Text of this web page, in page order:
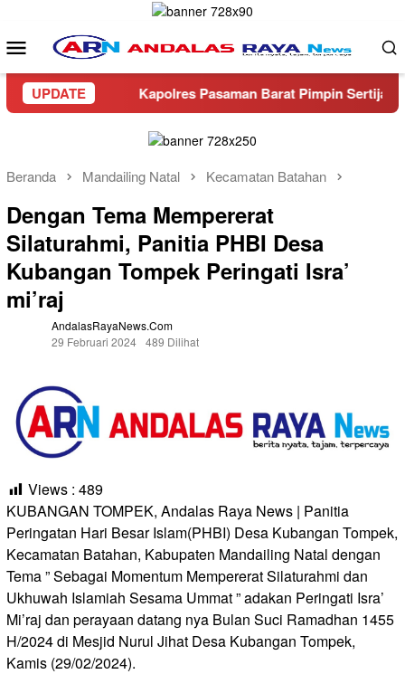
konten
Menu
Mobile
UPDATE
Berat Kapolres Pasaman Barat Pimpin Sertijab PJU
Beranda Mandailing Natal Kecamatan Batahan
Dengan Tema Mempererat
Silaturahmi, Panitia PHBI Desa
Kubangan Tompek Peringati Isra’
mi’raj
AndalasRayaNews.com
29 Februari 2024 489 Dilihat
Views : 489
KUBANGAN TOMPEK, Andalas Raya News | Panitia
Peringatan Hari Besar Islam(PHBI) Desa Kubangan Tompek,
Kecamatan Batahan, Kabupaten Mandailing Natal dengan
Tema ” Sebagai Momentum Mempererat Silaturahmi dan
Ukhuwah Islamiah Sesama Ummat ” adakan Peringati Isra’
Mi’raj dan perayaan datang nya Bulan Suci Ramadhan 1455
H/2024 di Mesjid Nurul Jihat Desa Kubangan Tompek,
Kamis (29/02/2024).